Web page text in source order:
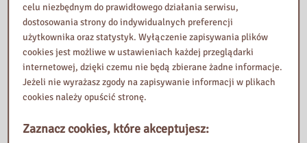
Przeczytaj
celu niezbędnym do prawidłowego działania serwisu,
dostosowania strony do indywidualnych preferencji
użytkownika oraz statystyk. Wyłączenie zapisywania plików
cookies jest możliwe w ustawieniach każdej przeglądarki
internetowej, dzięki czemu nie będą zbierane żadne informacje.
Jeżeli nie wyrażasz zgody na zapisywanie informacji w plikach
cookies należy opuścić stronę.
Zaznacz cookies, które akceptujesz: